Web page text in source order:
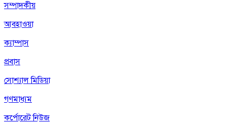
সম্পাদকীয়
আবহাওয়া
ক্যাম্পাস
প্রবাস
সোশ্যাল মিডিয়া
গণমাধ্যম
কর্পোরেট নিউজ